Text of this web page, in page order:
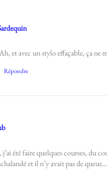
et avec un stylo effaçable, ça ne
Répondre
j’ai été faire quelques courses, du
et il n’y avait pas de queue…